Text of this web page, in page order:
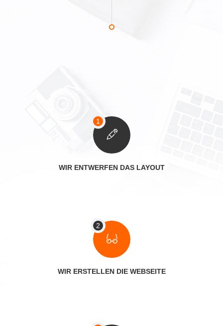
WIR ENTWERFEN DAS LAYOUT
WIR ERSTELLEN DIE WEBSEITE